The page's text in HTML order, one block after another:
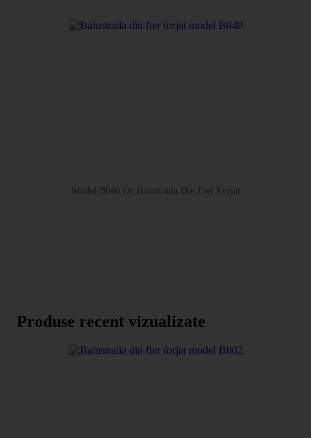
Model B040 De Balustrada Din Fier Forjat
Produse recent vizualizate